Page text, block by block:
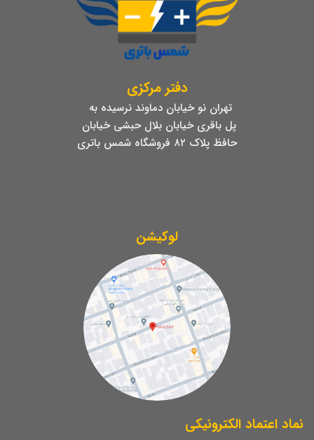
دفتر مرکزی
تهران نو خیابان دماوند نرسیده به
پل باقری خیابان بلال حبشی خیابان
حافظ پلاک ۸۲ فروشگاه شمس باتری
لوکیشن
نماد اعتماد الکترونیکی